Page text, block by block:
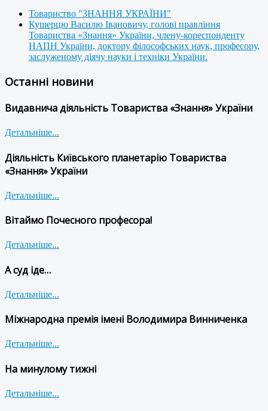
Товариство "ЗНАННЯ УКРАЇНИ"
Кушерцю Василю Івановичу, голові правління
Товариства «Знання» України, члену-кореспонденту
НАПН України, доктору філософських наук, професору,
заслуженому діячу науки і техніки України.
Останні новини
Видавнича діяльність Товариства «Знання» України
Детальніше...
Діяльність Київського планетарію Товариства
«Знання» України
Детальніше...
Вітаймо Почесного професора!
Детальніше...
А суд іде…
Детальніше...
Міжнародна премія імені Володимира Винниченка
Детальніше...
На минулому тижні
Детальніше...